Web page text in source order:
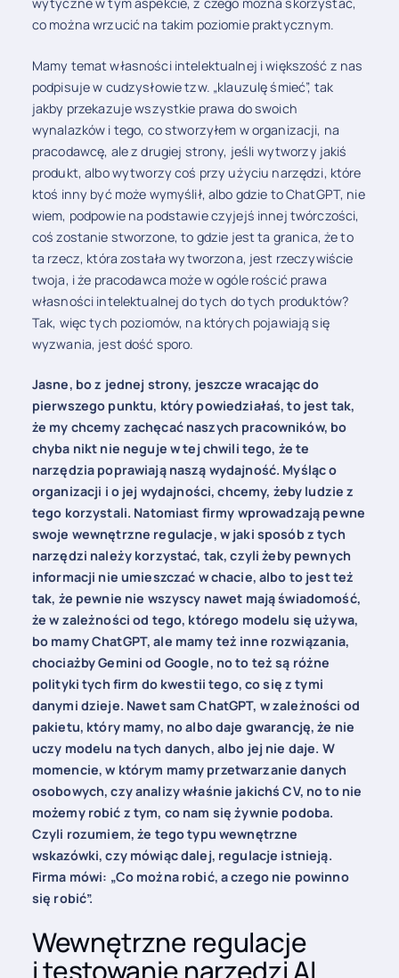
co można wrzucić na takim poziomie praktycznym.
Mamy temat własności intelektualnej i większość z nas
podpisuje w cudzysłowie tzw. „klauzulę śmieć”, tak
jakby przekazuje wszystkie prawa do swoich
wynalazków i tego, co stworzyłem w organizacji, na
pracodawcę, ale z drugiej strony, jeśli wytworzy jakiś
produkt, albo wytworzy coś przy użyciu narzędzi, które
ktoś inny być może wymyślił, albo gdzie to ChatGPT, nie
wiem, podpowie na podstawie czyjejś innej twórczości,
coś zostanie stworzone, to gdzie jest ta granica, że to
ta rzecz, która została wytworzona, jest rzeczywiście
twoja, i że pracodawca może w ogóle rościć prawa
własności intelektualnej do tych do tych produktów?
Tak, więc tych poziomów, na których pojawiają się
wyzwania, jest dość sporo.
Jasne, bo z jednej strony, jeszcze wracając do
pierwszego punktu, który powiedziałaś, to jest tak,
że my chcemy zachęcać naszych pracowników, bo
chyba nikt nie neguje w tej chwili tego, że te
narzędzia poprawiają naszą wydajność. Myśląc o
organizacji i o jej wydajności, chcemy, żeby ludzie z
tego korzystali. Natomiast firmy wprowadzają pewne
swoje wewnętrzne regulacje, w jaki sposób z tych
narzędzi należy korzystać, tak, czyli żeby pewnych
informacji nie umieszczać w chacie, albo to jest też
tak, że pewnie nie wszyscy nawet mają świadomość,
że w zależności od tego, którego modelu się używa,
bo mamy ChatGPT, ale mamy też inne rozwiązania,
chociażby Gemini od Google, no to też są różne
polityki tych firm do kwestii tego, co się z tymi
danymi dzieje. Nawet sam ChatGPT, w zależności od
pakietu, który mamy, no albo daje gwarancję, że nie
uczy modelu na tych danych, albo jej nie daje. W
momencie, w którym mamy przetwarzanie danych
osobowych, czy analizy właśnie jakichś CV, no to nie
możemy robić z tym, co nam się żywnie podoba.
Czyli rozumiem, że tego typu wewnętrzne
wskazówki, czy mówiąc dalej, regulacje istnieją.
Firma mówi: „Co można robić, a czego nie powinno
się robić”.
Wewnętrzne regulacje